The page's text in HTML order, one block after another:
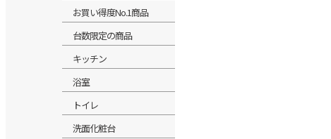
お買い得度No.1商品
台数限定の商品
キッチン
浴室
トイレ
洗面化粧台